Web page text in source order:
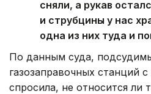
сняли, а рукав
и струбцины у нас
одна из них туда и
По данным суда,
газозаправочных станций
спросила, не относится ли